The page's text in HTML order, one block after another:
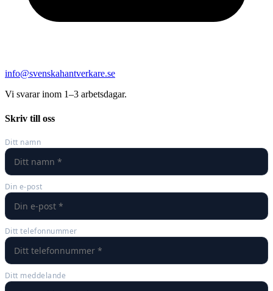
info@svenskahantverkare.se
Vi svarar inom 1–3 arbetsdagar.
Skriv till oss
Ditt namn
Din e-post
Ditt telefonnummer
Ditt meddelande